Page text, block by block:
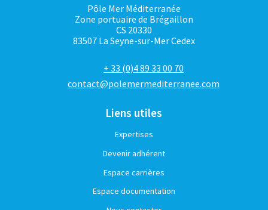
Pôle Mer Méditerranée
Zone portuaire de Brégaillon
CS 20330
83507 La Seyne-sur-Mer Cedex
+ 33 (0)4 89 33 00 70
contact@polemermediterranee.com
Liens utiles
Expertises
Devenir adhérent
Espace carrières
Espace documentation